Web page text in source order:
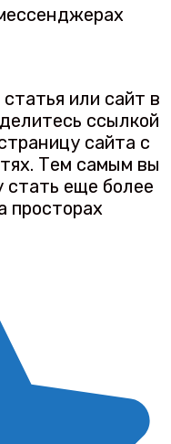
или сайт в
ссылкой
сайта с
Тем самым вы
еще более
просторах